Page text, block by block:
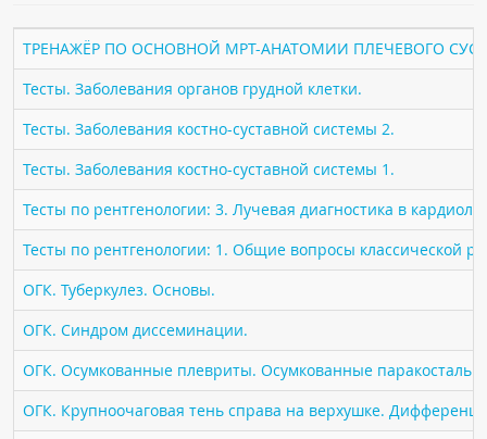
ПАЦИЕНТАМ
Где пройти обследование
Компьютерная томография (КТ)
Магнитно-резонансная томография (МРТ)
Спросить врача
ПОМОЩЬ
ТРЕНАЖЁР ПО ОСНОВНОЙ МРТ-АНАТОМИИ ПЛЕЧЕВОГО
Тесты. Заболевания органов грудной клетки.
Тесты. Заболевания костно-суставной системы 2.
Тесты. Заболевания костно-суставной системы 1.
Тесты по рентгенологии: 3. Лучевая диагностика в
Тесты по рентгенологии: 1. Общие вопросы классической
ОГК. Туберкулез. Основы.
ОГК. Синдром диссеминации.
ОГК. Осумкованные плевриты. Осумкованные
ОГК. Крупноочаговая тень справа на верхушке.